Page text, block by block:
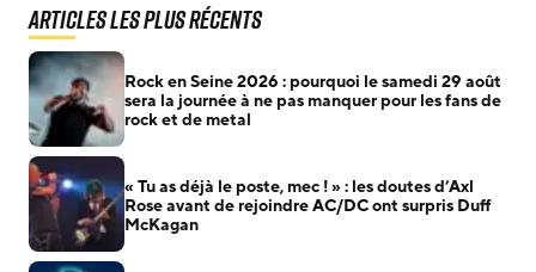
Articles les plus récents
Rock en Seine 2026 : pourquoi le samedi 29 août
sera la journée à ne pas manquer pour les fans de
rock et de metal
« Tu as déjà le poste, mec ! » : les doutes d’Axl
Rose avant de rejoindre AC/DC ont surpris Duff
McKagan